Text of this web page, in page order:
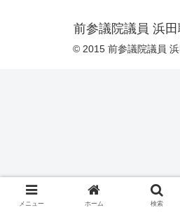
前参議院議員 浜
© 2015 前参議院議員 浜
メニュー ホーム 検索